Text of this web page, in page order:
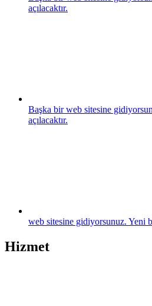
açılacaktır.
Başka bir web sitesine
açılacaktır.
web sitesine gidiyorsunuz. Yeni
Hizmet